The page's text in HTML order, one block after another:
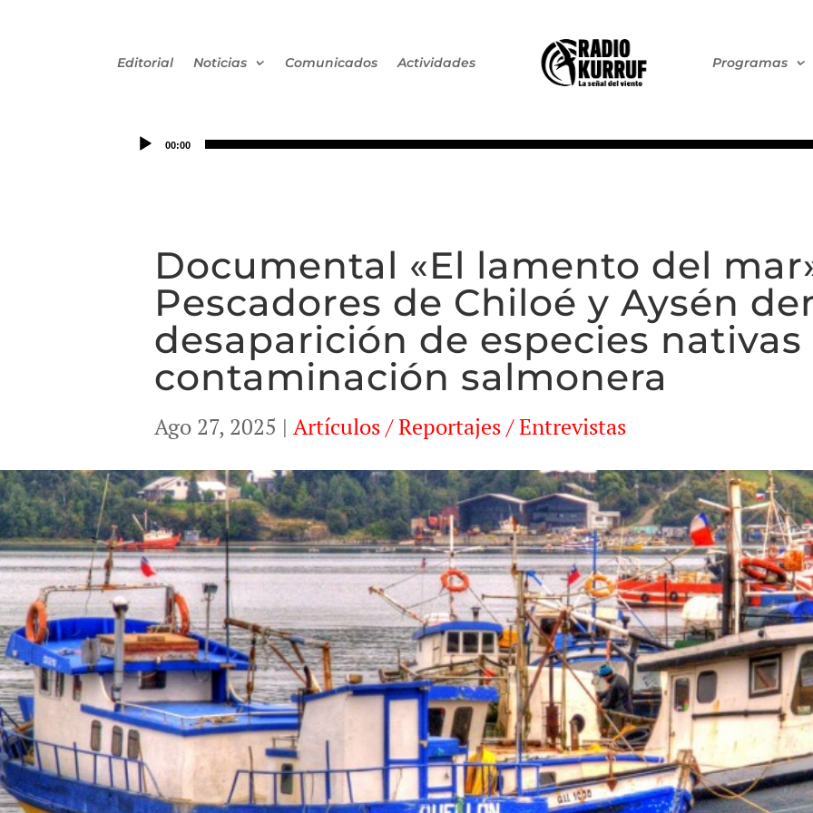
Editorial Noticias Comunicados Actividades Programas
00:00
Documental «El lamento del
Pescadores de Chiloé y Aysén
desaparición de especies nativas
contaminación salmonera
Ago 27, 2025 |Artículos / Reportajes / Entrevistas